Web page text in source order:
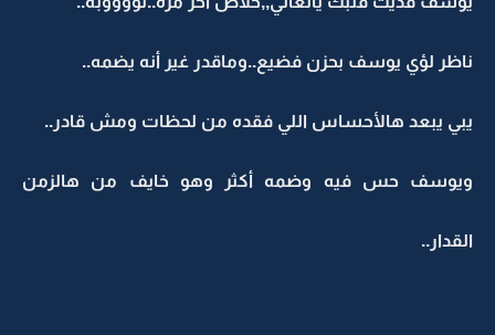
ناظر لؤي يوسف بحزن فضيع..وماقدر غير أنه يضمه..
يبي يبعد هالأحساس اللي فقده من لحظات ومش قادر..
ويوسف حس فيه وضمه أكثر وهو خايف من هالزمن
القدار..